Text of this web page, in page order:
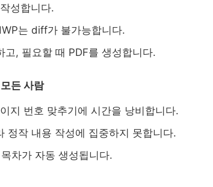
성합니다.
는 diff가 불가능합니다.
, 필요할 때 PDF를 생성합니다.
든 사람
지 번호 맞추기에 시간을 낭비합니다.
정작 내용 작성에 집중하지 못합니다.
차가 자동 생성됩니다.